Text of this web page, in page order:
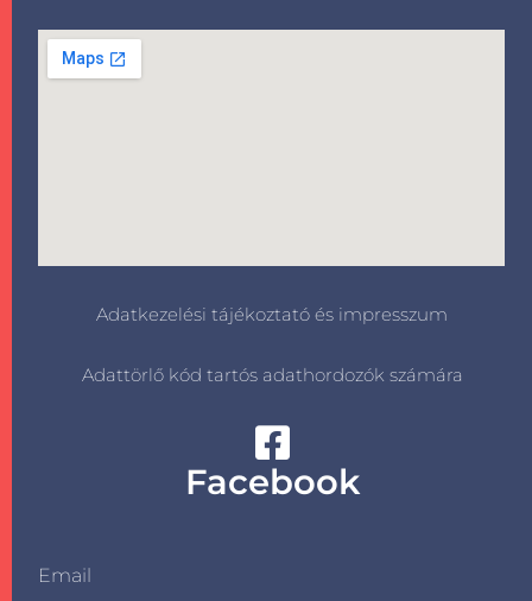
Adatkezelési tájékoztató és impresszum
Adattörlő kód tartós adathordozók számára
Facebook
Email